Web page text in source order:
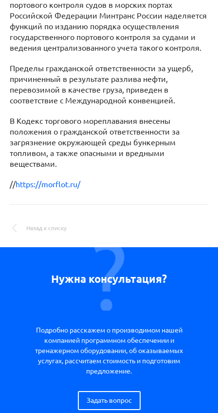
портового контроля судов в морских портах
Российской Федерации Минтранс России наделяется
функций по изданию порядка осуществления
государственного портового контроля за судами и
ведения централизованного учета такого контроля.
Пределы гражданской ответственности за ущерб,
причиненный в результате разлива нефти,
перевозимой в качестве груза, приведен в
соответствие с Международной конвенцией.
В Кодекс торгового мореплавания внесены
положения о гражданской ответственности за
загрязнение окружающей среды бункерным
топливом, а также опасными и вредными
веществами.
//https://morflot.ru/
Назад к списку
Нужна консультация?
Подробно расскажем о производимом нашей
компанией программном обеспечении и
тренажерном оборудовании, об оказываемых
услугах, рассчитаем стоимость и подготовим
предложение.
Задать вопрос